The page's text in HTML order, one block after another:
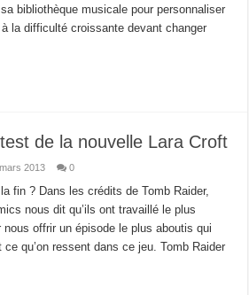
bibliothèque musicale pour personnaliser
à la difficulté croissante devant changer
de la nouvelle Lara Croft
2013 0
fin ? Dans les crédits de Tomb Raider,
nous dit qu’ils ont travaillé le plus
offrir un épisode le plus aboutis qui
qu’on ressent dans ce jeu. Tomb Raider